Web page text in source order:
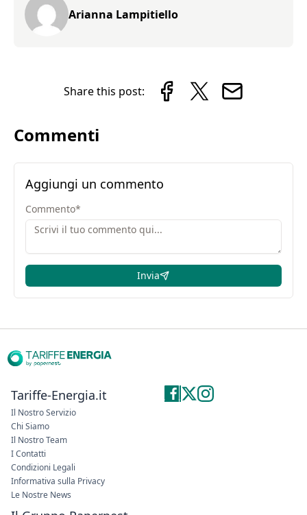
Arianna Lampitiello
Share this post:
Commenti
Aggiungi un commento
Commento*
Invia
Tariffe-Energia.it
Il Nostro Servizio
Chi Siamo
Il Nostro Team
I Contatti
Condizioni Legali
Informativa sulla Privacy
Le Nostre News